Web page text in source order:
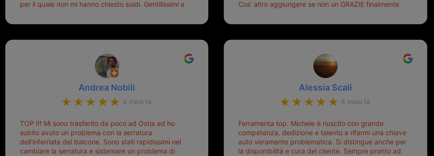
per il quale non mi hanno chiesto soldi. Gentilissimi e
Sicuramente tornerò qui per qualsiasi altro problema.
Cos' altro aggiungere se non un GRAZIE finalmente
siete il mio riferimento. Ah dimenticavo...da loro sono
trove! Top top top!!!
Andrea Nobili
4 mesi fa
TOP !!! Mi sono trasferito da poco ad Ostia ed ho
subito avuto un problema con la serratura
dell'inferriata del balcone. Sono stati rapidissimi nel
cambiare la serratura e sistemare un problema di
Alessia Scali
4 mesi fa
Ferramenta top. Michele è riuscito con grande
competenza, dedizione e talento a rifarmi una chiave
auto veramente problematica. Si distingue anche per
la disponibilità e cura del cliente. Sempre pronto ad